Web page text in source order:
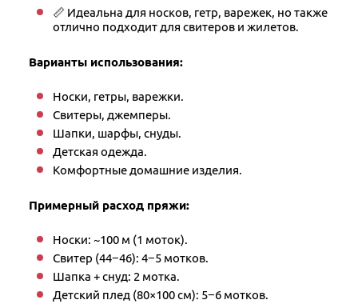
📏 Идеальна для носков, гетр, варежек, но также
отлично подходит для свитеров и жилетов.
Варианты использования:
Носки, гетры, варежки.
Свитеры, джемперы.
Шапки, шарфы, снуды.
Детская одежда.
Комфортные домашние изделия.
Примерный расход пряжи:
Носки: ~100 м (1 моток).
Свитер (44−46): 4−5 мотков.
Шапка + снуд: 2 мотка.
Детский плед (80×100 см): 5−6 мотков.